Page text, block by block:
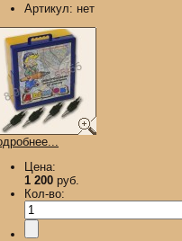
Артикул: нет
Цена:
1 200 руб.
Кол-во: